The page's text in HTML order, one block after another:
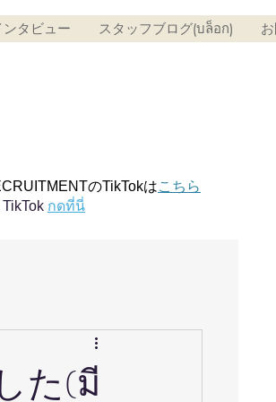
タビュー スタッフブログ(บล็อก)
のTikTokはこちら
TikTok กดที่นี่
た(มี